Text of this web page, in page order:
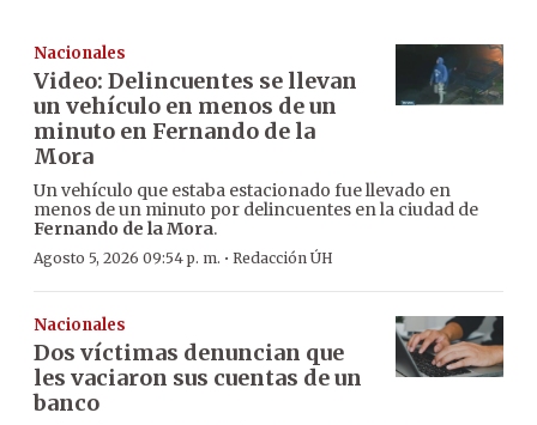
Nacionales
Video: Delincuentes se llevan
un vehículo en menos de un
minuto en Fernando de la
Mora
Un vehículo que estaba estacionado fue llevado en
menos de un minuto por delincuentes en la ciudad de
Fernando de la Mora.
Agosto 5, 2026 09:54 p. m. · Redacción ÚH
Nacionales
Dos víctimas denuncian que
les vaciaron sus cuentas de un
banco